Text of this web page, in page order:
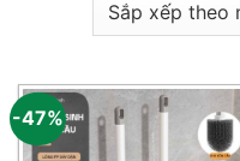
-47%